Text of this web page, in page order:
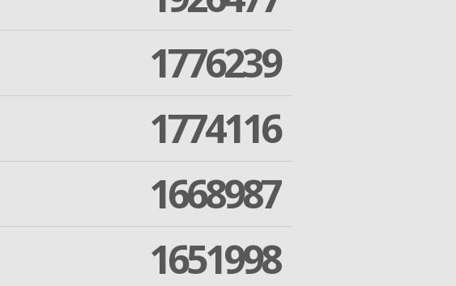
1776239
1774116
1668987
1651998